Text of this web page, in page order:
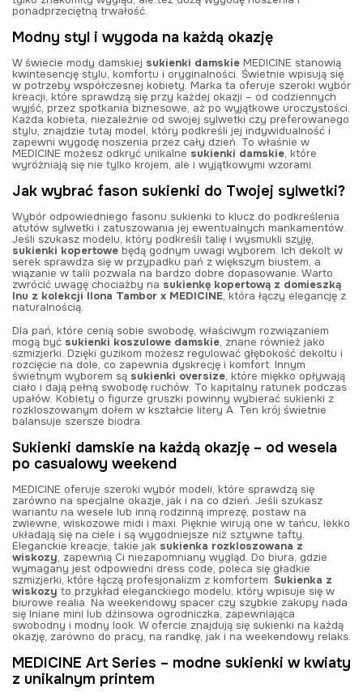
ponadprzeciętną trwałość.
Modny styl i wygoda na każdą okazję
W świecie mody damskiej sukienki damskie MEDICINE stanowią
kwintesencję stylu, komfortu i oryginalności. Świetnie wpisują się
w potrzeby współczesnej kobiety. Marka ta oferuje szeroki wybór
kreacji, które sprawdzą się przy każdej okazji – od codziennych
wyjść, przez spotkania biznesowe, aż po wyjątkowe uroczystości.
Każda kobieta, niezależnie od swojej sylwetki czy preferowanego
stylu, znajdzie tutaj model, który podkreśli jej indywidualność i
zapewni wygodę noszenia przez cały dzień. To właśnie w
MEDICINE możesz odkryć unikalne sukienki damskie, które
wyróżniają się nie tylko krojem, ale i wyjątkowymi wzorami.
Jak wybrać fason sukienki do Twojej sylwetki?
Wybór odpowiedniego fasonu sukienki to klucz do podkreślenia
atutów sylwetki i zatuszowania jej ewentualnych mankamentów.
Jeśli szukasz modelu, który podkreśli talię i wysmukli szyję,
sukienki kopertowe będą godnym uwagi wyborem. Ich dekolt w
serek sprawdza się w przypadku pań z większym biustem, a
wiązanie w talii pozwala na bardzo dobre dopasowanie. Warto
zwrócić uwagę chociażby na sukienkę kopertową z domieszką
lnu z kolekcji Ilona Tambor x MEDICINE, która łączy elegancję z
naturalnością.
Dla pań, które cenią sobie swobodę, właściwym rozwiązaniem
mogą być sukienki koszulowe damskie, znane również jako
szmizjerki. Dzięki guzikom możesz regulować głębokość dekoltu i
rozcięcie na dole, co zapewnia dyskrecję i komfort. Innym
świetnym wyborem są sukienki oversize, które miękko opływają
ciało i dają pełną swobodę ruchów. To kapitalny ratunek podczas
upałów. Kobiety o figurze gruszki powinny wybierać sukienki z
rozkloszowanym dołem w kształcie litery A. Ten krój świetnie
balansuje szersze biodra.
Sukienki damskie na każdą okazję – od wesela
po casualowy weekend
MEDICINE oferuje szeroki wybór modeli, które sprawdzą się
zarówno na specjalne okazje, jak i na co dzień. Jeśli szukasz
wariantu na wesele lub inną rodzinną imprezę, postaw na
zwiewne, wiskozowe midi i maxi. Pięknie wirują one w tańcu, lekko
układają się na ciele i są wygodniejsze niż sztywne tafty.
Eleganckie kreacje, takie jak sukienka rozkloszowana z
wiskozy, zapewnią Ci niezapomniany wygląd. Do biura, gdzie
wymagany jest odpowiedni dress code, poleca się gładkie
szmizjerki, które łączą profesjonalizm z komfortem. Sukienka z
wiskozy to przykład eleganckiego modelu, który wpisuje się w
biurowe realia. Na weekendowy spacer czy szybkie zakupy nada
się lniane mini lub dżinsowa ogrodniczka, zapewniająca
swobodny i modny look. W ofercie znajdują się sukienki na każdą
okazję, zarówno do pracy, na randkę, jak i na weekendowy relaks.
MEDICINE Art Series – modne sukienki w kwiaty
z unikalnym printem